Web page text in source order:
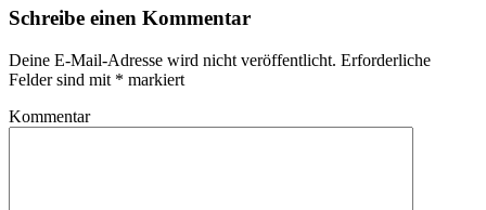
Schreibe einen Kommentar
Deine E-Mail-Adresse wird nicht veröffentlicht. Erforderliche
Felder sind mit * markiert
Kommentar